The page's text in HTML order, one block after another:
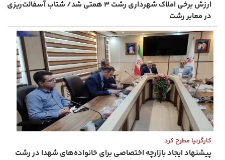
ارزش برخی املاک شهرداری رشت ۳ همتی شد/ شتاب آسفالت‌ریزی
در معابر رشت
کارگرنیا مطرح کرد
پیشنهاد ایجاد بازارچه اختصاصی برای خانواده‌های شهدا در رشت